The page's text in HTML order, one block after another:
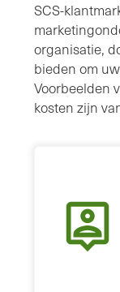
SCS-
organisatie,
bieden om
Voorbeelden
kosten zijn